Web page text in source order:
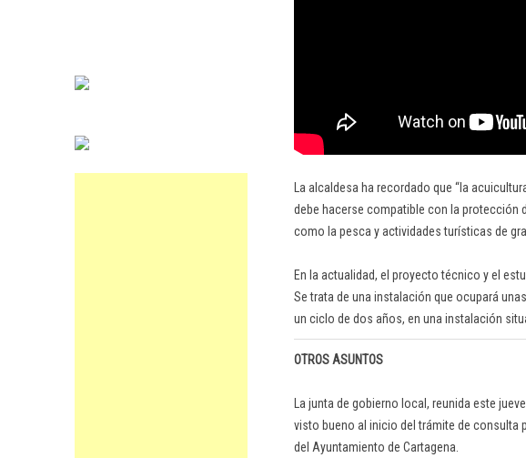
La alcaldesa ha recordado que “la
debe hacerse compatible con la protección
como la pesca y actividades turísticas de
En la actualidad, el proyecto técnico y el
Se trata de una instalación que ocupará
un ciclo de dos años, en una instalación
OTROS ASUNTOS
La junta de gobierno local, reunida este
visto bueno al inicio del trámite de consulta
del Ayuntamiento de Cartagena.